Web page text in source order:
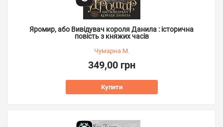
Яромир, або Вивідувач короля Данила : історична
повість з княжих часів
Чумарна М.
349,00 грн
Купити